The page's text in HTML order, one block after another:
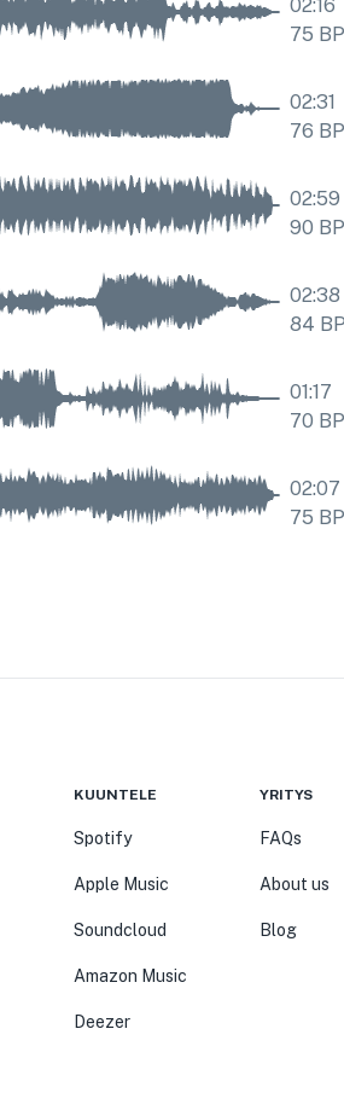
02:16
75
02:31
76
02:59
90
02:38
84
01:17
70
02:07
75
KUUNTELE
Spotify
Apple Music
Soundcloud
Amazon Music
Deezer
YRITYS
FAQs
About us
Blog